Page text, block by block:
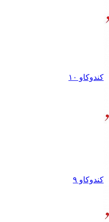
کندوکاو ١٠
کندوکاو ٩